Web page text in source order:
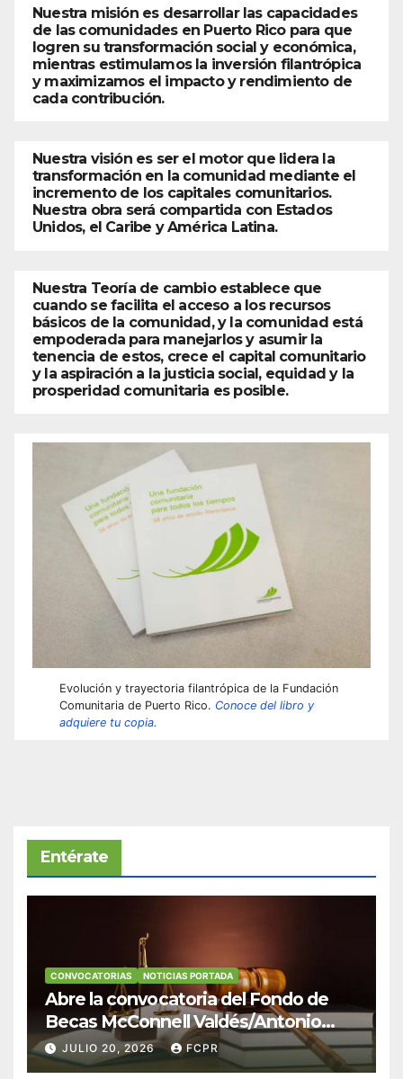
Nuestra misión es desarrollar las capacidades
de las comunidades en Puerto Rico para que
logren su transformación social y económica,
mientras estimulamos la inversión filantrópica
y maximizamos el impacto y rendimiento de
cada contribución.
Nuestra visión es ser el motor que lidera la
transformación en la comunidad mediante el
incremento de los capitales comunitarios.
Nuestra obra será compartida con Estados
Unidos, el Caribe y América Latina.
Nuestra Teoría de cambio establece que
cuando se facilita el acceso a los recursos
básicos de la comunidad, y la comunidad está
empoderada para manejarlos y asumir la
tenencia de estos, crece el capital comunitario
y la aspiración a la justicia social, equidad y la
prosperidad comunitaria es posible.
Evolución y trayectoria filantrópica de la Fundación
Comunitaria de Puerto Rico. Conoce del libro y
adquiere tu copia.
Entérate
CONVOCATORIAS NOTICIAS PORTADA
Abre la convocatoria del Fondo de
Becas McConnell Valdés/Antonio
Escudero Viera para estudiantes de
Derecho en Puerto Rico
JULIO 20, 2026 FCPR